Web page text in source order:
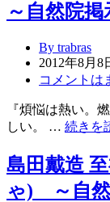
～自然院
By trabras
2012年8月8
コメントは
『煩悩は熱い。
しい。 … 続きを
島田戴造
ゃ) ～自然